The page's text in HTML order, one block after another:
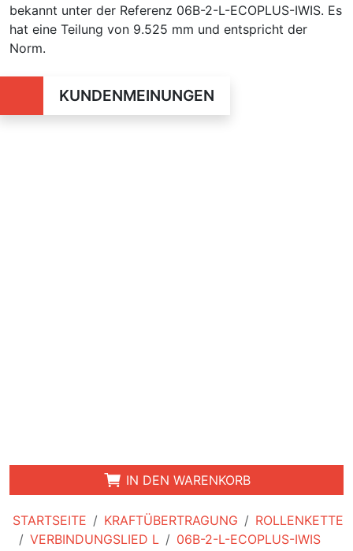
STARTSEITE KRAFTÜBERTRAGUNG
ROLLENKETTE
VERBINDUNGSLIED L
06B-2-L-ECOPLUS-IWIS
bekannt unter der Referenz 06B-2-L-ECOPLUS-IWIS. Es
hat eine Teilung von 9.525 mm und entspricht der
Norm.
KUNDENMEINUNGEN
IN DEN WARENKORB